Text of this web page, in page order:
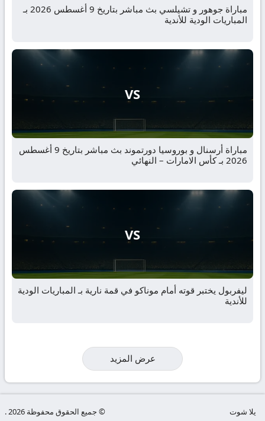
مباراة جوهور و تشيلسي بث مباشر بتاريخ 9 أغسطس 2026 بـ
المباريات الودية للأندية
VS
مباراة أرسنال و بوروسيا دورتموند بث مباشر بتاريخ 9 أغسطس
2026 بـ كأس الامارات – النهائي
VS
ليفربول يختبر قوته أمام موناكو في قمة نارية بـ المباريات الودية
للأندية
عرض المزيد
يلا شوت © جميع الحقوق محفوظة 2026 .